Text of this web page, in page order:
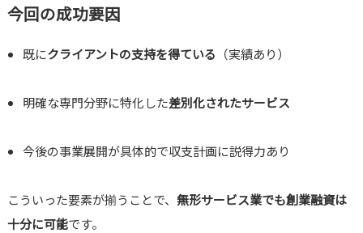
今回の成功要因
既にクライアントの支持を得ている （実績あり）
明確な専門分野に特化した差別化されたサービス
今後の事業展開が具体的で収支計画に説得力あり
こういった要素が揃うことで、 無形サービス業でも創業融資は
十分に可能です。